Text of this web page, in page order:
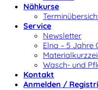
Nähkurse
Service
Newsletter
Elna – 5 Jahre
Wasch- und
Kontakt
Anmelden /